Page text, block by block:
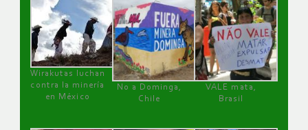
Wirakutas luchan
contra la minería
en México
No a Dominga,
Chile
VALE mata,
Brasil